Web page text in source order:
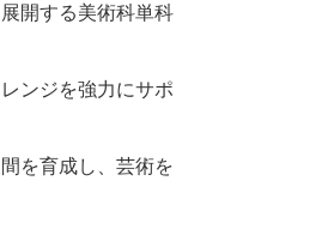
開する美術科単科
ンジを強力にサポ
を育成し、芸術を